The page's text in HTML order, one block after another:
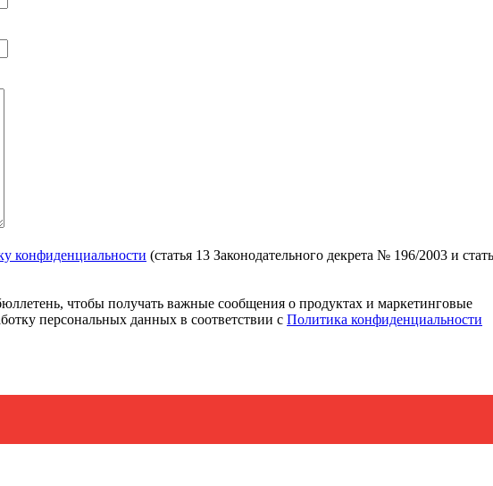
конфиденциальности (статья 13 Законодательного декрета № 196/2003 и
чтобы получать важные сообщения о продуктах и ​​маркетинговые
персональных данных в соответствии с Политика конфиденциальности